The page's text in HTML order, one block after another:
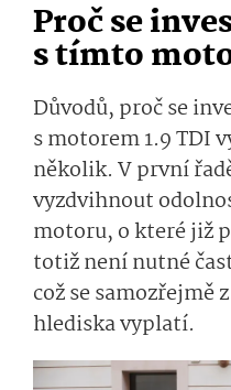
Proč se
s tímto
Důvodů, proč se
s motorem 1.9 TDI
několik. V první
vyzdvihnout
motoru, o které již
totiž není nutné
což se samozřejmě
hlediska vyplatí.